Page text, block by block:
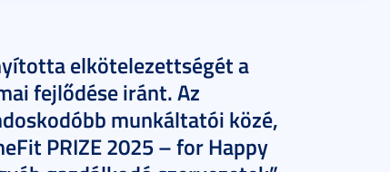
elkötelezettségét a
fejlődése iránt. Az
munkáltatói közé,
PRIZE 2025 – for Happy